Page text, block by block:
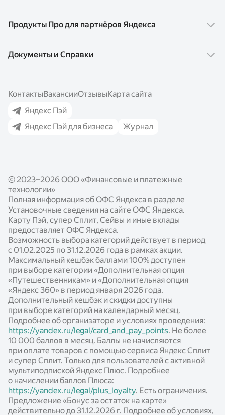
Сплит
Сейвы
Вклады
Кредиты
Выгода с Пэй
Безопасность
Сервисы для бизнеса
Яндекс Сплит
Эквайринг для бизнеса
СБП для бизнеса
Кредиты для бизнеса
Подключение QR-кода
Выгода для партнёров
Готовые модули
Документация по работе с сервисами
Опыт наших партнёров
Новости
Статьи
Калькуляторы
Продукты Про для партнёров Яндекса
Карта Про
Документы и Справки
Сплит
Сейвы
Кредиты
КонтактыВакансииОтзывыКарта сайта
Яндекс Пэй
Яндекс Пэй для бизнеса
Журнал
© 2023–2026 ООО «Финансовые и платежные
технологии»
Полная информация об ОФС Яндекса в разделе
Установочные сведения на сайте ОФС Яндекса.
Карту Пэй, супер Сплит, Сейвы и иные вклады
предоставляет ОФС Яндекса.
Возможность выбора категорий действует в период
с 01.02.2025 по 31.12.2026 года в рамках акции.
Максимальный кешбэк баллами 100% доступен
при выборе категории «Дополнительная опция
«Путешественникам» и «Дополнительная опция
«Яндекс 360» в период января 2026 года.
Дополнительный кешбэк и скидки доступны
при выборе категорий на календарный месяц.
Подробнее об организаторе и условиях проведения:
https://yandex.ru/legal/card_and_pay_points. Не более
10 000 баллов в месяц. Баллы не начисляются
при оплате товаров с помощью сервиса Яндекс Сплит
и супер Сплит. Только для пользователей с активной
мультиподпиской Яндекс Плюс. Подробнее
о начислении баллов Плюса:
https://yandex.ru/legal/plus_loyalty. Есть ограничения.
Предложение «Бонус за остаток на карте»
действительно до 31.12.2026 г. Подробнее об условиях,